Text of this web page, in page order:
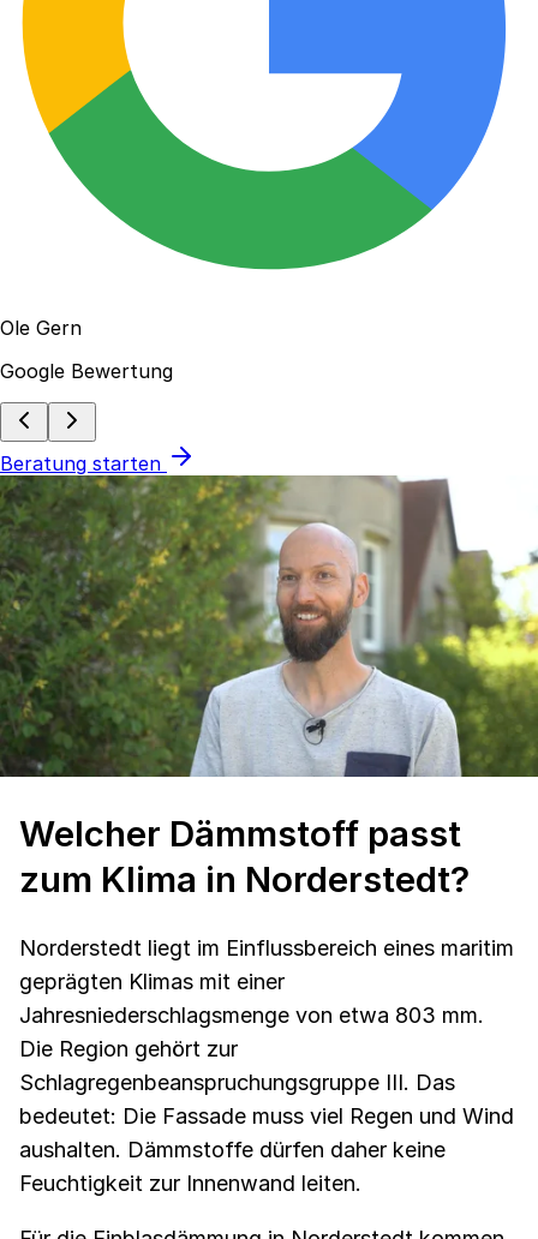
Ole Gern
Google Bewertung
Beratung starten
Welcher Dämmstoff passt
zum Klima in Norderstedt?
Norderstedt liegt im Einflussbereich eines maritim
geprägten Klimas mit einer
Jahresniederschlagsmenge von etwa 803 mm.
Die Region gehört zur
Schlagregenbeanspruchungsgruppe III. Das
bedeutet: Die Fassade muss viel Regen und Wind
aushalten. Dämmstoffe dürfen daher keine
Feuchtigkeit zur Innenwand leiten.